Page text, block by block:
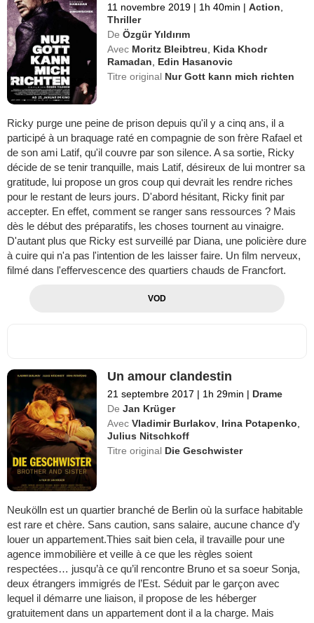
11 novembre 2019 | 1h 40min | Action
Thriller
De Özgür Yıldırım
Avec Moritz Bleibtreu
Kida Khodr
Ramadan
Edin Hasanovic
Titre original Nur Gott kann mich richten
Ricky purge une peine de prison depuis qu'il y a cinq ans, il a
participé à un braquage raté en compagnie de son frère Rafael et
de son ami Latif, qu'il couvre par son silence. A sa sortie, Ricky
décide de se tenir tranquille, mais Latif, désireux de lui montrer sa
gratitude, lui propose un gros coup qui devrait les rendre riches
pour le restant de leurs jours. D'abord hésitant, Ricky finit par
accepter. En effet, comment se ranger sans ressources ? Mais
dès le début des préparatifs, les choses tournent au vinaigre.
D'autant plus que Ricky est surveillé par Diana, une policière dure
à cuire qui n'a pas l'intention de les laisser faire. Un film nerveux,
filmé dans l'effervescence des quartiers chauds de Francfort.
VOD
Un amour clandestin
21 septembre 2017 | 1h 29min | Drame
De Jan Krüger
Avec Vladimir Burlakov Irina Potapenko
Julius Nitschkoff
Titre original Die Geschwister
Neukölln est un quartier branché de Berlin où la surface habitable
est rare et chère. Sans caution, sans salaire, aucune chance d’y
louer un appartement.Thies sait bien cela, il travaille pour une
agence immobilière et veille à ce que les règles soient
respectées… jusqu’à ce qu’il rencontre Bruno et sa soeur Sonja,
deux étrangers immigrés de l’Est. Séduit par le garçon avec
lequel il démarre une liaison, il propose de les héberger
gratuitement dans un appartement dont il a la charge. Mais